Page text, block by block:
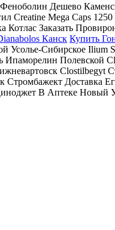
Дешево
Creatine Mega Caps
Котлас Заказать
Канск Купить
Усолье-Сибирское
Ипаморелин Полевской
Clostilbegyt
Стромбажект
В Аптеке Новый